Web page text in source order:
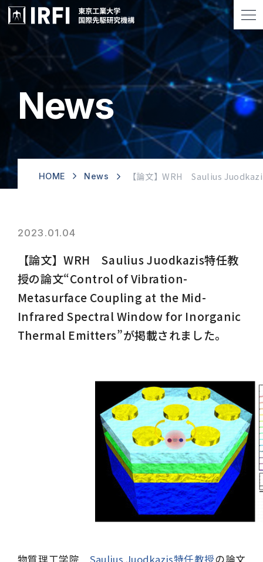
News
HOME News 【論文】WRH Saulius
2023.01.04
【論文】WRH Saulius Juodkazis特任教
授の論文“Control of Vibration-
Metasurface Coupling at the Mid-
Infrared Spectral Window for Inorganic
Thermal Emitters”が掲載されました。
物質理工学院 Saulius Juodkazis特任教授の論文